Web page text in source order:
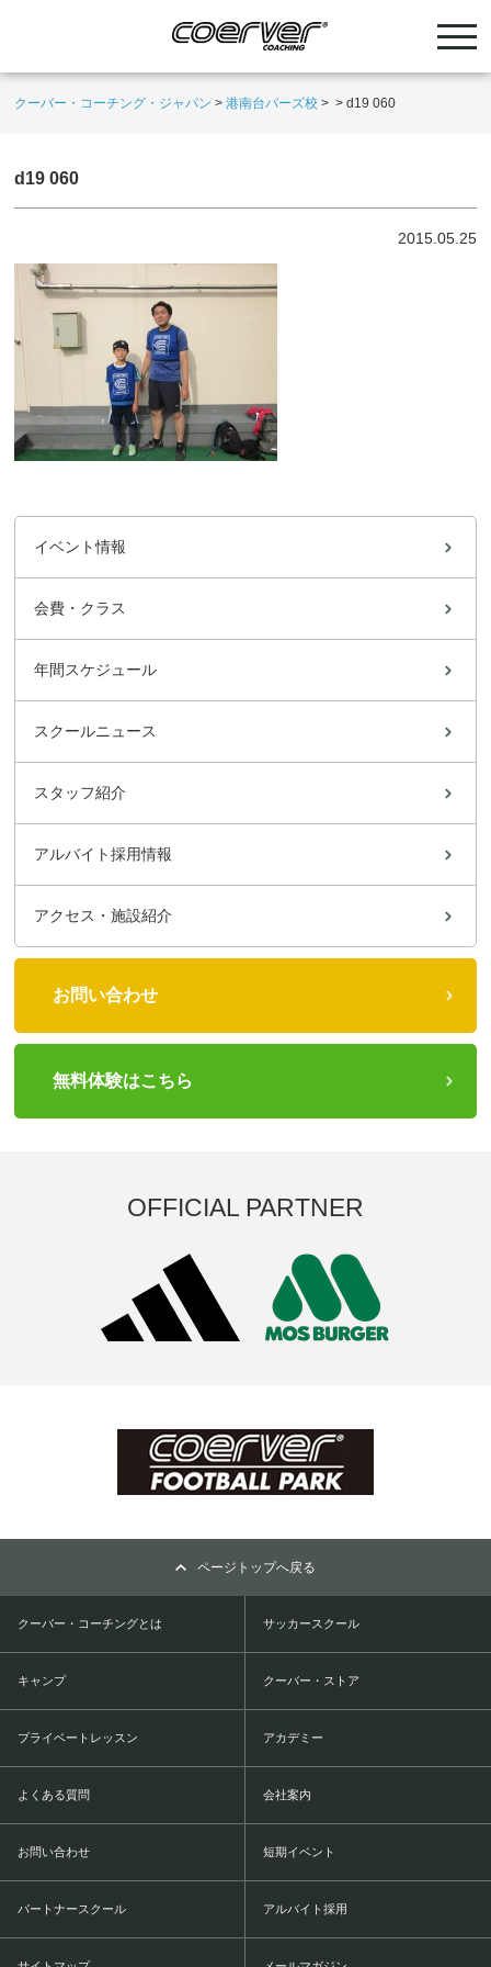
クーバー・コーチング・ジャパン >港南台バーズ校 > >d19 060
d19 060
2015.05.25
イベント情報
会費・クラス
年間スケジュール
スクールニュース
スタッフ紹介
アルバイト採用情報
アクセス・施設紹介
お問い合わせ
無料体験はこちら
OFFICIAL PARTNER
ページトップへ戻る
クーバー・コーチングとは サッカースクール
キャンプ クーバー・ストア
プライベートレッスン アカデミー
よくある質問 会社案内
お問い合わせ 短期イベント
パートナースクール アルバイト採用